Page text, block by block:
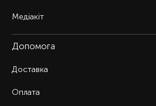
Медіакіт
Допомога
Доставка
Оплата